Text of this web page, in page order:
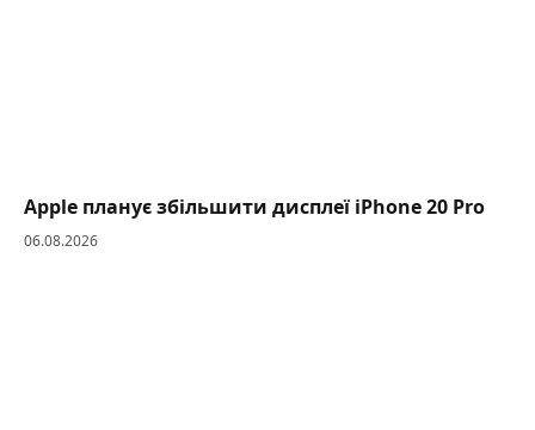
Apple планує збільшити дисплеї iPhone 20 Pro
06.08.2026